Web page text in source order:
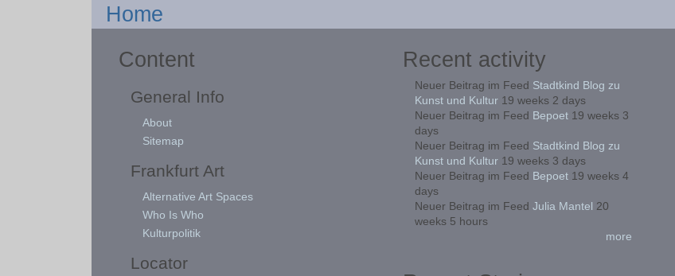
Home
Content
General Info
About
Sitemap
Frankfurt Art
Alternative Art Spaces
Who Is Who
Kulturpolitik
Locator
Recent activity
Neuer Beitrag im Feed Stadtkind Blog zu
Kunst und Kultur19 weeks 2 days
Neuer Beitrag im Feed Bepoet19 weeks 3
days
Neuer Beitrag im Feed Stadtkind Blog zu
Kunst und Kultur19 weeks 3 days
Neuer Beitrag im Feed Bepoet19 weeks 4
days
Neuer Beitrag im Feed Julia Mantel 20
weeks 5 hours
more